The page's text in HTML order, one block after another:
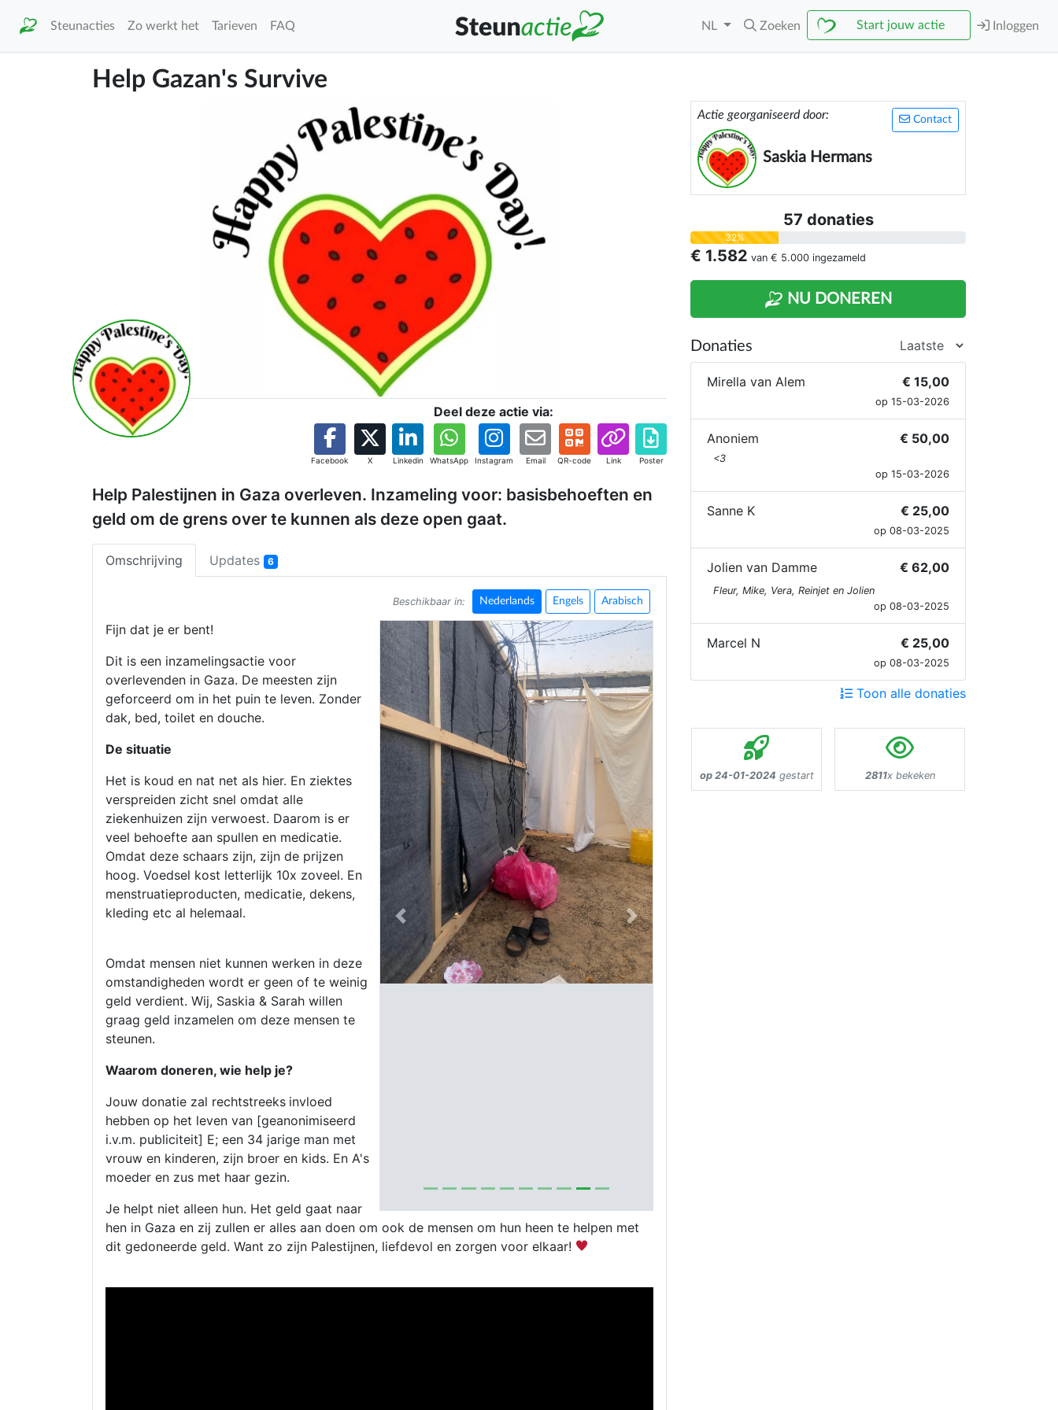
Steunacties Zo werkt het Tarieven FAQ NL Zoeken Start jouw actie Inloggen
Help Gazan's Survive
Deel deze actie via:
Facebook X Linkedin WhatsApp Instagram Email QR-code Link Poster
Help Palestijnen in Gaza overleven. Inzameling voor: basisbehoeften en
geld om de grens over te kunnen als deze open gaat.
Omschrijving Updates 6
Beschikbaar in: Nederlands Engels Arabisch
Previous Next
Fijn dat je er bent!
Dit is een inzamelingsactie voor
overlevenden in Gaza. De meesten zijn
geforceerd om in het puin te leven. Zonder
dak, bed, toilet en douche.
De situatie
Het is koud en nat net als hier. En ziektes
verspreiden zicht snel omdat alle
ziekenhuizen zijn verwoest. Daarom is er
veel behoefte aan spullen en medicatie.
Omdat deze schaars zijn, zijn de prijzen
hoog. Voedsel kost letterlijk 10x zoveel. En
menstruatieproducten, medicatie, dekens,
kleding etc al helemaal.
Omdat mensen niet kunnen werken in deze
omstandigheden wordt er geen of te weinig
geld verdient. Wij, Saskia & Sarah willen
graag geld inzamelen om deze mensen te
steunen.
Waarom doneren, wie help je?
Jouw donatie zal rechtstreeks invloed
hebben op het leven van [geanonimiseerd
i.v.m. publiciteit] E; een 34 jarige man met
vrouw en kinderen, zijn broer en kids. En A's
moeder en zus met haar gezin.
Je helpt niet alleen hun. Het geld gaat naar
hen in Gaza en zij zullen er alles aan doen om ook de mensen om hun heen te helpen met
dit gedoneerde geld. Want zo zijn Palestijnen, liefdevol en zorgen voor elkaar!
Contact
Actie georganiseerd door:
Saskia Hermans
57 donaties
32%
€ 1.582 van € 5.000 ingezameld
NU DONEREN
Donaties
Mirella van Alem € 15,00
op 15-03-2026
Anoniem € 50,00
<3
op 15-03-2026
Sanne K € 25,00
op 08-03-2025
Jolien van Damme € 62,00
Fleur, Mike, Vera, Reinjet en Jolien
op 08-03-2025
Marcel N € 25,00
op 08-03-2025
Toon alle donaties
op 24-01-2024 gestart 2811x bekeken